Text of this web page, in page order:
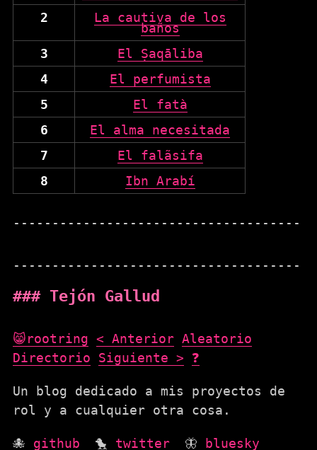
2
La cautiva de los
baños
3
El Ṣaqāliba
4
El perfumista
5
El fatà
6
El alma necesitada
7
El falãsifa
8
Ibn Arabí
Tejón Gallud
Un blog dedicado a mis proyectos de
rol y a cualquier otra cosa.
🐙 github 🐤 twitter 🦋 bluesky
😸rootring < Anterior Aleatorio
Directorio
Siguiente > ❓